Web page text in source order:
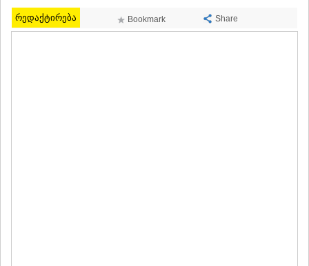
ᲙᲐᲮᲔᲗᲘ
ᲐᲮᲛᲔᲢᲐ
რედაქტირება Bookmark Share